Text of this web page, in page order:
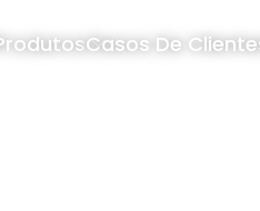
Casos De